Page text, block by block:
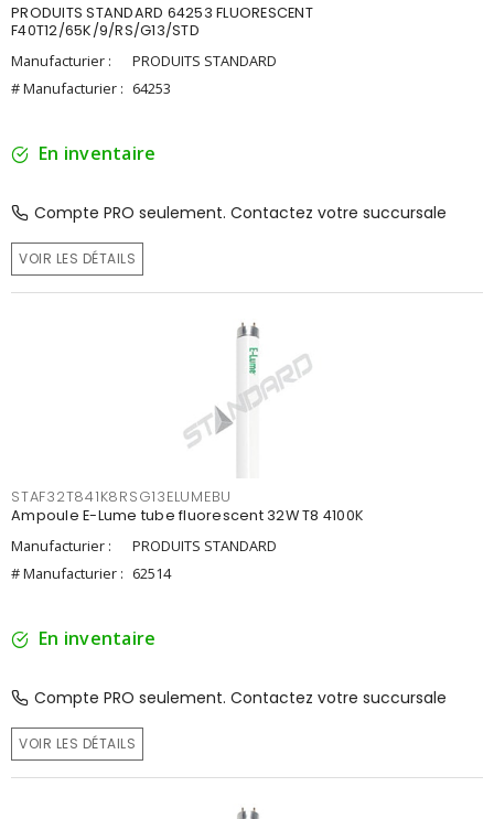
PRODUITS STANDARD 64253 FLUORESCENT
F40T12/65K/9/RS/G13/STD
Manufacturier :
PRODUITS STANDARD
# Manufacturier : 64253
En inventaire
Compte PRO seulement. Contactez votre succursale
VOIR LES DÉTAILS
STAF32T841K8RSG13ELUMEBU
Ampoule E-Lume tube fluorescent 32W T8 4100K
Manufacturier :
PRODUITS STANDARD
# Manufacturier : 62514
En inventaire
Compte PRO seulement. Contactez votre succursale
VOIR LES DÉTAILS